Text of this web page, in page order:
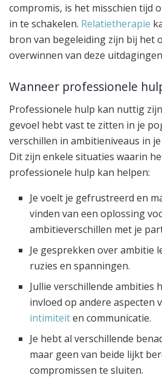
compromis, is het misschien tijd
in te schakelen. Relatietherapie
bron van begeleiding zijn bij het
overwinnen van deze
Wanneer professionele
Professionele hulp kan nuttig
gevoel hebt vast te zitten in je
verschillen in ambitieniveaus in
Dit zijn enkele situaties waarin
professionele hulp kan helpen:
Je voelt je gefrustreerd en
vinden van een oplossing
ambitieverschillen met je
Je gesprekken over ambitie
ruzies en spanningen.
Jullie verschillende ambities
invloed op andere aspecten
intimiteiten communicatie.
Je hebt al verschillende
maar geen van beide lijkt
compromissen te sluiten.